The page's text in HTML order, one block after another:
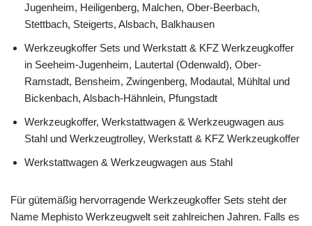
Jugenheim, Heiligenberg, Malchen, Ober-Beerbach,
Stettbach, Steigerts, Alsbach, Balkhausen
Werkzeugkoffer Sets und Werkstatt & KFZ Werkzeugkoffer
in Seeheim-Jugenheim, Lautertal (Odenwald), Ober-
Ramstadt, Bensheim, Zwingenberg, Modautal, Mühltal und
Bickenbach, Alsbach-Hähnlein, Pfungstadt
Werkzeugkoffer, Werkstattwagen & Werkzeugwagen aus
Stahl und Werkzeugtrolley, Werkstatt & KFZ Werkzeugkoffer
Werkstattwagen & Werkzeugwagen aus Stahl
Für gütemäßig hervorragende Werkzeugkoffer Sets steht der
Name Mephisto Werkzeugwelt seit zahlreichen Jahren. Falls es